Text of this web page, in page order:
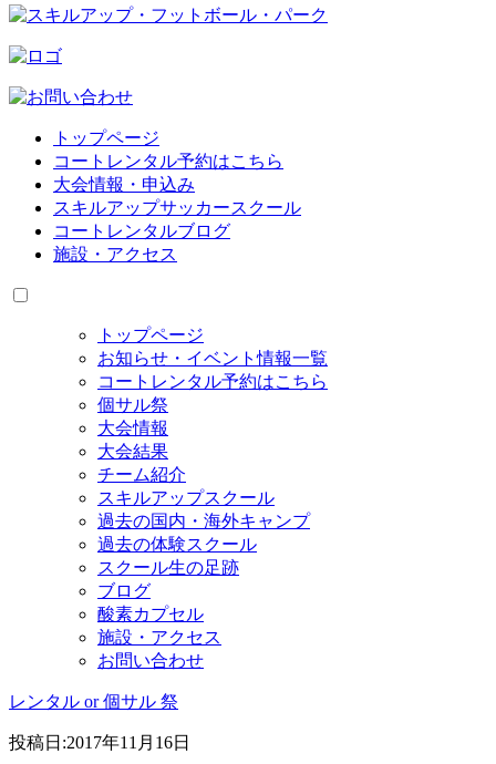
トップページ
コートレンタル予約はこちら
大会情報・申込み
スキルアップサッカースクール
コートレンタルブログ
施設・アクセス
トップページ
お知らせ・イベント情報一覧
コートレンタル予約はこちら
個サル祭
大会情報
大会結果
チーム紹介
スキルアップスクール
過去の国内・海外キャンプ
過去の体験スクール
スクール生の足跡
ブログ
酸素カプセル
施設・アクセス
お問い合わせ
レンタル or 個サル 祭
投稿日:2017年11月16日